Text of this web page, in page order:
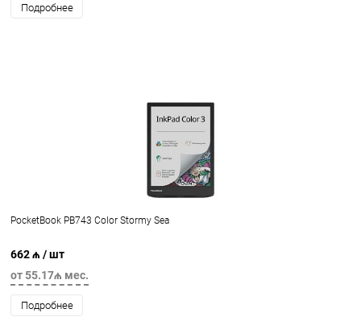
Подробнее
PocketBook PB743 Color Stormy Sea
662 ₼ / шт
от 55.17₼ мес.
Подробнее